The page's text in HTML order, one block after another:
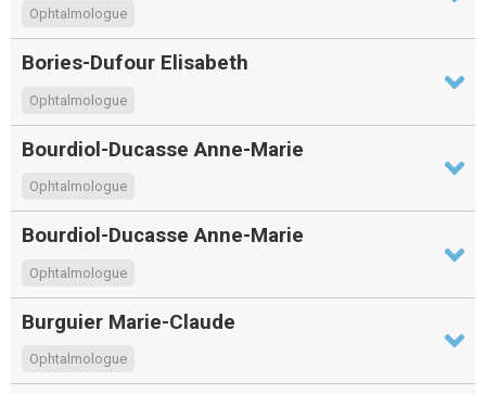
Ophtalmologue
Bories-Dufour Elisabeth
Ophtalmologue
Bourdiol-Ducasse Anne-Marie
Ophtalmologue
Bourdiol-Ducasse Anne-Marie
Ophtalmologue
Burguier Marie-Claude
Ophtalmologue